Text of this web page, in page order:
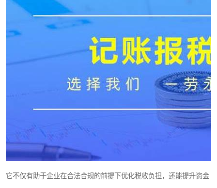
它不仅有助于企业在合法合规的前提下优化税收负担，还能提升资金